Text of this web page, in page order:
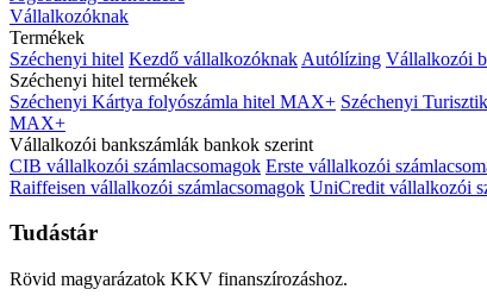
Vállalkozóknak
Termékek
Széchenyi hitel Kezdő vállalkozóknak Autólízing Vállalkozói
Széchenyi hitel termékek
Széchenyi Kártya folyószámla hitel MAX+ Széchenyi
MAX+
Vállalkozói bankszámlák bankok szerint
CIB vállalkozói számlacsomagok Erste vállalkozói
Raiffeisen vállalkozói számlacsomagok UniCredit vállalkozói
Tudástár
Rövid magyarázatok KKV finanszírozáshoz.